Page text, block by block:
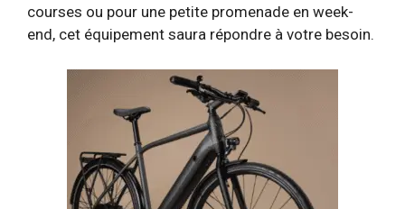
courses ou pour une petite promenade en week-
end, cet équipement saura répondre à votre besoin.